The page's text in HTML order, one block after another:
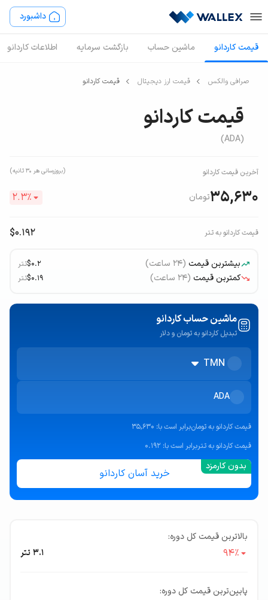
داشبورد
قیمت کاردانو ماشین حساب بازگشت سرمایه اطلاعات کاردانو
صرافی والکس قیمت ارز دیجیتال قیمت کاردانو
قیمت کاردانو
(ADA)
آخرین قیمت کاردانو (بروزرسانی هر ۳۰ ثانیه)
35,630تومان ٪2.3
قیمت کاردانو به تتر $0.192
بیشترین قیمت (۲۴ ساعت) $0.2تتر
کمترین قیمت (۲۴ ساعت) $0.19تتر
ماشین حساب کاردانو
تبدیل کاردانو به تومان و دلار
TMN
ADA
قیمتکاردانو به تومانبرابر است با: 35,630
قیمتکاردانو به تتربرابر است با: 0.192
خرید آسان کاردانو
بالاترین قیمت کل دوره:
٪94
3.1 تتر
پایین‌ترین قیمت کل دوره: